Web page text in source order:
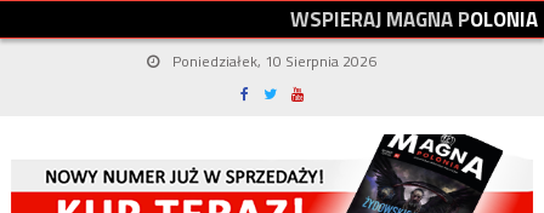
WSPIERAJMAGNAPOLONIA
Poniedziałek, 10 Sierpnia 2026